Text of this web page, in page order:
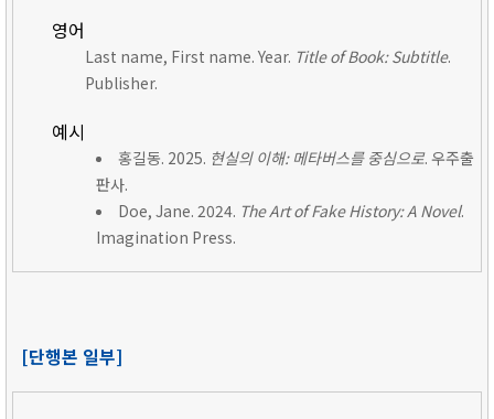
영어
Last name, First name. Year. Title of Book: Subtitle.
Publisher.
예시
홍길동. 2025. 현실의 이해: 메타버스를 중심으로. 우주출
판사.
Doe, Jane. 2024. The Art of Fake History: A Novel.
Imagination Press.
[단행본 일부]